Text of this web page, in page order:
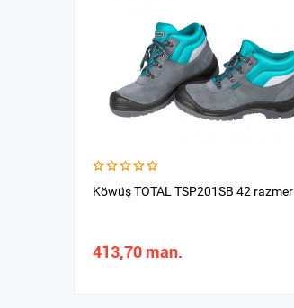
Köwüş TOTAL TSP201SB 42 razmer
413,70 man.